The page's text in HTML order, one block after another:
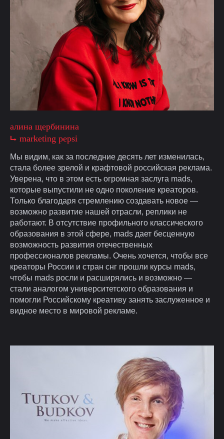
алина щербинина
⮡ marketing pepsi
Мы видим, как за последние десять лет изменилась,
стала более зрелой и крафтовой российская реклама.
Уверена, что в этом есть огромная заслуга mads,
которые выпустили не одно поколение креаторов.
Только благодаря стремлению создавать новое —
возможно развитие нашей отрасли, реплики не
работают. В отсутствие профильного классического
образования в этой сфере, mads дает бесценную
возможность развития отечественных
профессионалов рекламы. Очень хочется, чтобы все
креаторы России и стран снг прошли курсы mads,
чтобы mads росли и расширялись и возможно —
стали аналогом университетского образования и
помогли Российскому креативу занять заслуженное и
видное место в мировой рекламе.